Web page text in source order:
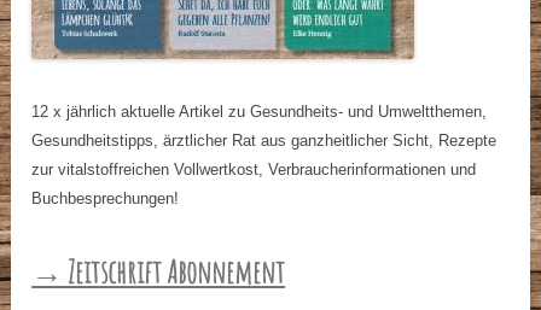
12 x jährlich aktuelle Artikel zu Gesundheits- und Umweltthemen,
Gesundheitstipps, ärztlicher Rat aus ganzheitlicher Sicht, Rezepte
zur vitalstoffreichen Vollwertkost, Verbraucherinformationen und
Buchbesprechungen!
→ Zeitschrift Abonnement